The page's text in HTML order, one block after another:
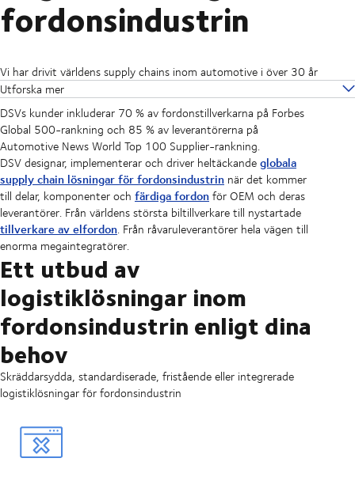
fordonsindustrin
Vi har drivit världens supply chains inom automotive i över 30 år
Utforska mer
DSVs kunder inkluderar 70 % av fordonstillverkarna på Forbes
Global 500-rankning och 85 % av leverantörerna på
Automotive News World Top 100 Supplier-rankning.
DSV designar, implementerar och driver heltäckandeglobala
supply chain lösningar för fordonsindustrin när det kommer
till delar, komponenter och färdiga fordonför OEM och deras
leverantörer. Från världens största biltillverkare till nystartade
tillverkare av elfordon. Från råvaruleverantörer hela vägen till
enorma megaintegratörer.
Ett utbud av
logistiklösningar inom
fordonsindustrin enligt dina
behov
Skräddarsydda, standardiserade, fristående eller integrerade
logistiklösningar för fordonsindustrin